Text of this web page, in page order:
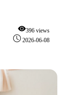
396 views
2026-06-08